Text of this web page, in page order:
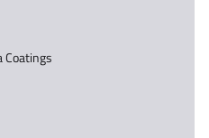
Coatings